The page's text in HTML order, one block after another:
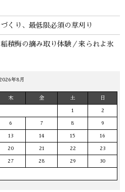
くり、最低限必須の草刈り
積梅の摘み取り体験／来られよ氷
2026年8月
木 金 土 日
1 2
6 7 8 9
13 14 15 16
20 21 22 23
27 28 29 30